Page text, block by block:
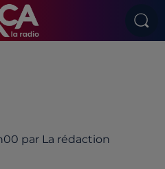
par La rédaction